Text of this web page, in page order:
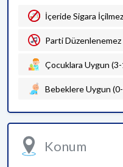
İçeride Sigara İçilmez
Parti Düzenlenemez
Çocuklara Uygun
Bebeklere Uygun
Konum